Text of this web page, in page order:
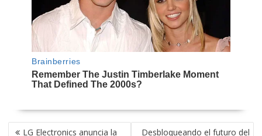
NAVEGACIÓN
LG Electronics anuncia la
Desbloqueando el futuro del